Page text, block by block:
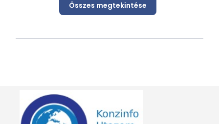
Összes megtekintése